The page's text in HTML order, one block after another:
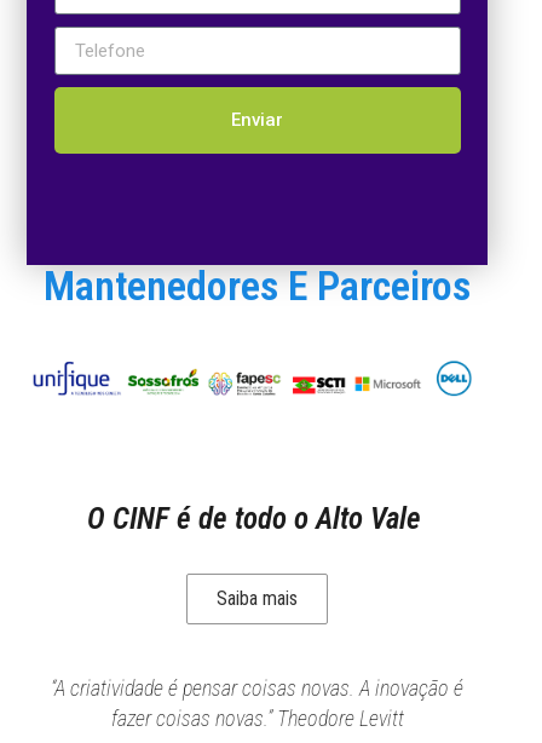
Enviar
Mantenedores E Parceiros
O CINF é de todo o Alto Vale
Saiba mais
“A criatividade é pensar coisas novas. A inovação é
fazer coisas novas.” Theodore Levitt